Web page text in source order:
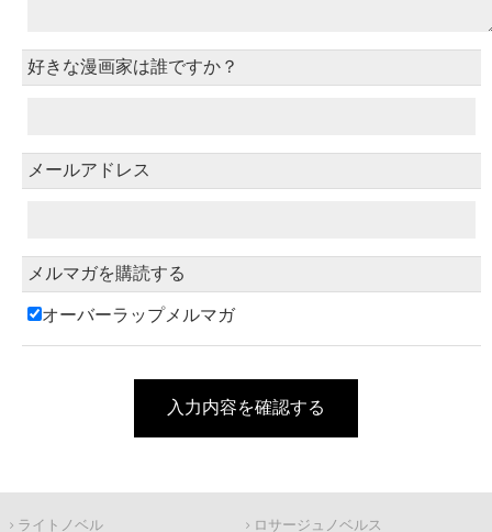
好きな漫画家は誰ですか？
メールアドレス
メルマガを購読する
オーバーラップメルマガ
入力内容を確認する
ライトノベル ロサージュノベルス